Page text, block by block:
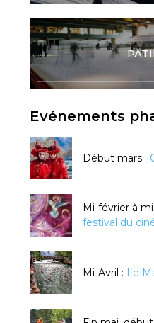
Evénements
Début mars :
Mi-février à
festival du
Mi-Avril : Le